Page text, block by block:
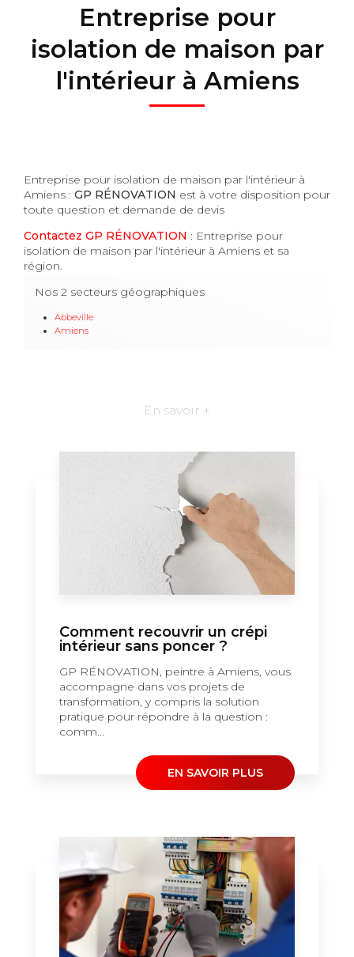
Entreprise pour
isolation de maison par
l'intérieur à Amiens
Entreprise pour isolation de maison par l'intérieur à
Amiens : GP RÉNOVATION est à votre disposition pour
toute question et demande de devis
Contactez GP RÉNOVATION : Entreprise pour
isolation de maison par l'intérieur à Amiens et sa
région.
Nos 2 secteurs géographiques
Abbeville
Amiens
En savoir +
Comment recouvrir un crépi
intérieur sans poncer ?
GP RÉNOVATION, peintre à Amiens, vous
accompagne dans vos projets de
transformation, y compris la solution
pratique pour répondre à la question :
comm...
EN SAVOIR PLUS